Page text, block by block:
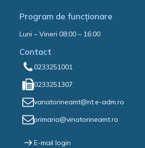
Program de funcționare
Luni – Vineri 08:00 – 16:00
Contact
0233251001
0233251307
vanatorineamt@nt.e-adm.ro
primaria@vinatorineamt.ro
E-mail login